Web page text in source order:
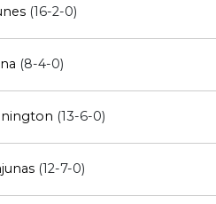
(16-2-0)
(8-4-0)
(13-6-0)
(12-7-0)